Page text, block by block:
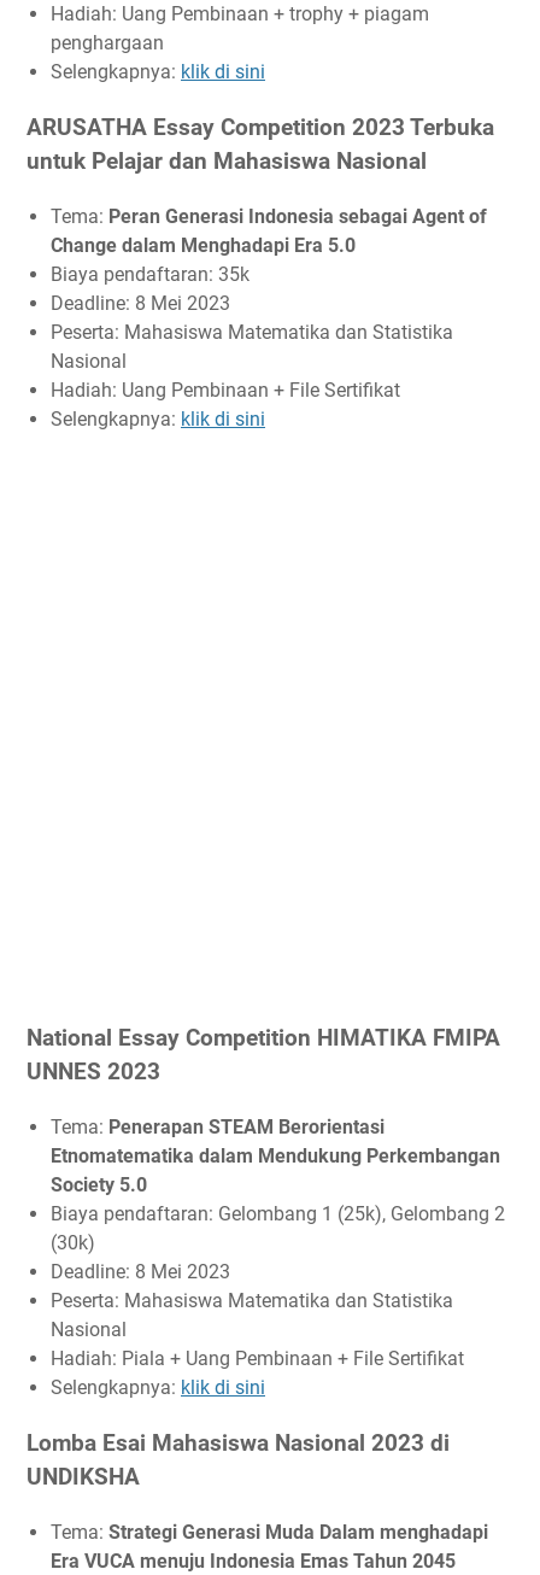
Hadiah: Uang Pembinaan + trophy + piagam
penghargaan
Selengkapnya: klik di sini
ARUSATHA Essay Competition 2023 Terbuka
untuk Pelajar dan Mahasiswa Nasional
Tema: Peran Generasi Indonesia sebagai Agent of
Change dalam Menghadapi Era 5.0
Biaya pendaftaran: 35k
Deadline: 8 Mei 2023
Peserta: Mahasiswa Matematika dan Statistika
Nasional
Hadiah: Uang Pembinaan + File Sertifikat
Selengkapnya: klik di sini
National Essay Competition HIMATIKA FMIPA
UNNES 2023
Tema: Penerapan STEAM Berorientasi
Etnomatematika dalam Mendukung Perkembangan
Society 5.0
Biaya pendaftaran: Gelombang 1 (25k), Gelombang 2
(30k)
Deadline: 8 Mei 2023
Peserta: Mahasiswa Matematika dan Statistika
Nasional
Hadiah: Piala + Uang Pembinaan + File Sertifikat
Selengkapnya: klik di sini
Lomba Esai Mahasiswa Nasional 2023 di
UNDIKSHA
Tema: Strategi Generasi Muda Dalam menghadapi
Era VUCA menuju Indonesia Emas Tahun 2045